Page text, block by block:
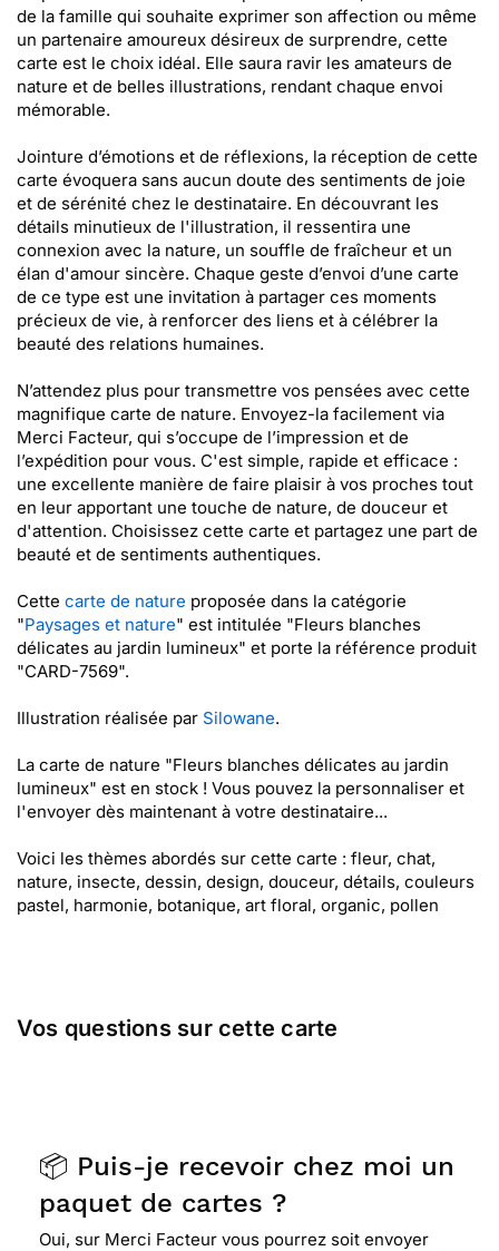
de la famille qui souhaite exprimer son affection ou même
un partenaire amoureux désireux de surprendre, cette
carte est le choix idéal. Elle saura ravir les amateurs de
nature et de belles illustrations, rendant chaque envoi
mémorable.
Jointure d’émotions et de réflexions, la réception de cette
carte évoquera sans aucun doute des sentiments de joie
et de sérénité chez le destinataire. En découvrant les
détails minutieux de l'illustration, il ressentira une
connexion avec la nature, un souffle de fraîcheur et un
élan d'amour sincère. Chaque geste d’envoi d’une carte
de ce type est une invitation à partager ces moments
précieux de vie, à renforcer des liens et à célébrer la
beauté des relations humaines.
N’attendez plus pour transmettre vos pensées avec cette
magnifique carte de nature. Envoyez-la facilement via
Merci Facteur, qui s’occupe de l’impression et de
l’expédition pour vous. C'est simple, rapide et efficace :
une excellente manière de faire plaisir à vos proches tout
en leur apportant une touche de nature, de douceur et
d'attention. Choisissez cette carte et partagez une part de
beauté et de sentiments authentiques.
Cette carte de nature proposée dans la catégorie
"Paysages et nature" est intitulée "Fleurs blanches
délicates au jardin lumineux" et porte la référence produit
"CARD-7569".
Illustration réalisée par Silowane.
La carte de nature "Fleurs blanches délicates au jardin
lumineux" est en stock ! Vous pouvez la personnaliser et
l'envoyer dès maintenant à votre destinataire...
Voici les thèmes abordés sur cette carte : fleur, chat,
nature, insecte, dessin, design, douceur, détails, couleurs
pastel, harmonie, botanique, art floral, organic, pollen
Vos questions sur cette carte
📦 Puis-je recevoir chez moi un
paquet de cartes ?
Oui, sur Merci Facteur vous pourrez soit envoyer